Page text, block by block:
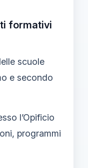
formativi
scuole
e secondo
l’Opificio
programmi